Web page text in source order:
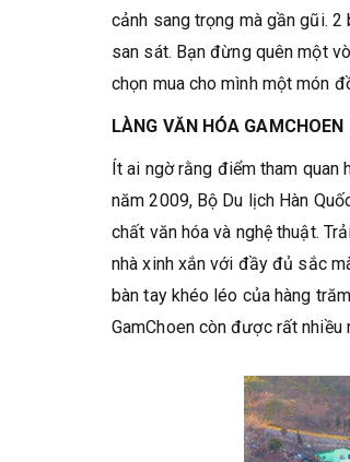
cảnh sang trọng mà gần gũi.
san sát. Bạn đừng quên một
chọn mua cho mình một món
LÀNG VĂN HÓA GAMCHOEN
Ít ai ngờ rằng điểm tham quan
năm 2009, Bộ Du lịch Hàn
chất văn hóa và nghệ thuật.
nhà xinh xắn với đầy đủ sắc
bàn tay khéo léo của hàng
GamChoen còn được rất nhiều